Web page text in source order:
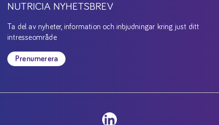
NUTRICIA NYHETSBREV
Ta del av nyheter, information och inbjudningar kring just ditt
intresseområde
Prenumerera